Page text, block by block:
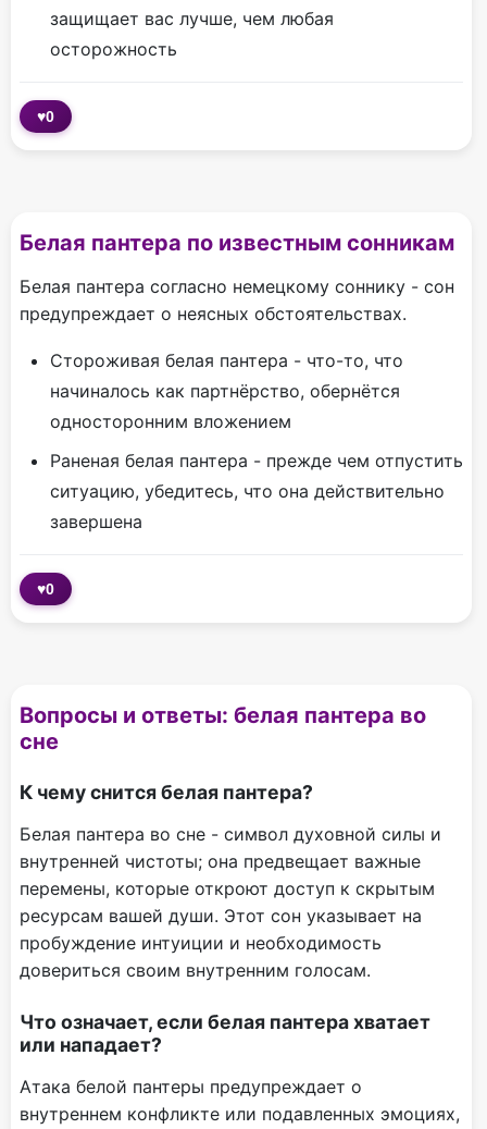
защищает вас лучше, чем любая
осторожность
♥0
Белая пантера по известным сонникам
Белая пантера согласно немецкому соннику - сон
предупреждает о неясных обстоятельствах.
Стороживая белая пантера - что-то, что
начиналось как партнёрство, обернётся
односторонним вложением
Раненая белая пантера - прежде чем отпустить
ситуацию, убедитесь, что она действительно
завершена
♥0
Вопросы и ответы: белая пантера во
сне
К чему снится белая пантера?
Белая пантера во сне - символ духовной силы и
внутренней чистоты; она предвещает важные
перемены, которые откроют доступ к скрытым
ресурсам вашей души. Этот сон указывает на
пробуждение интуиции и необходимость
довериться своим внутренним голосам.
Что означает, если белая пантера хватает
или нападает?
Атака белой пантеры предупреждает о
внутреннем конфликте или подавленных эмоциях,